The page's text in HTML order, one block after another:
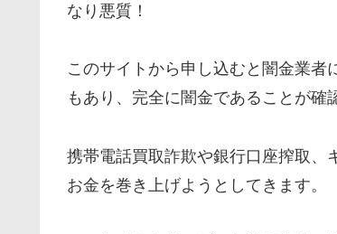
なり悪質！
このサイトから申し込むと闇金業
もあり、完全に闇金であることが確
携帯電話買取詐欺や銀行口座搾取、
お金を巻き上げようとしてきます。